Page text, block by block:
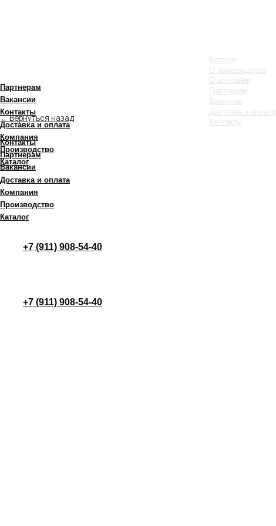
Контакты
Партнерам
Вакансии
Доставка и оплата
Компания
Производство
Каталог
Вакансии
Контакты
Доставка и оплата
Компания
Производство
Каталог
+7 (911) 908-54-40
← Вернуться назад
О производстве
О компании
Партнерам
Вакансии
Доставка и оплата
Контакты